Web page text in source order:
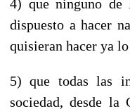
4) que ninguno de
dispuesto a hacer
quisieran hacer ya
5) que todas las
sociedad, desde la